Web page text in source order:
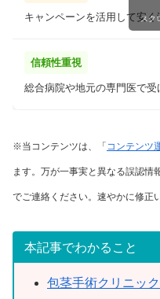
キャンペーンを活用して安く
信頼性重視
総合病院や地元の専門医で受
スク
※当コンテンツは、「 コンテンツ
ます。万が一事実と異なる誤認情
でご連絡ください。速やかに修正
本記事でわかること
包茎手術クリニッ